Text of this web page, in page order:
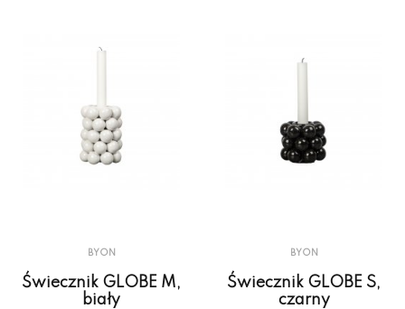
BYON
Świecznik GLOBE M,
biały
BYON
Świecznik GLOBE S,
czarny